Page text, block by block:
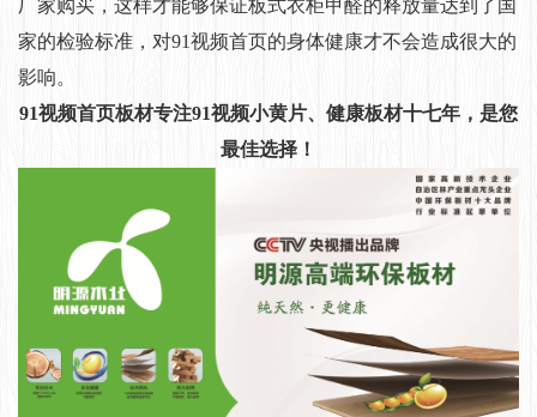
厂家购买，这样才能够保证板式衣柜甲醛的释放量达到了国
家的检验标准，对91视频首页的身体健康才不会造成很大的
影响。
91视频首页板材专注91视频小黄片、健康板材十七年，是您
最佳选择！